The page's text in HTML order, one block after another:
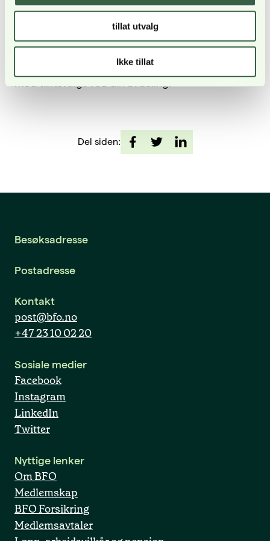
tillat utvalg
Ikke tillat
personlige lønnskrav også vil bli satt på vent til
utover høsten når uenigheten mellom LO,
Akademikerne og UNIO er løst.
Har du spørsmål til lønnsoppgjøret ta kontakt
Del siden:
Besøksadresse
Postadresse
Kontakt
post@bfo.no
+47 23 10 02 20
Sosiale medier
Facebook
Instagram
LinkedIn
Twitter
Nyttige lenker
Om BFO
Medlemskap
BFO Forsikring
Medlemsavtaler